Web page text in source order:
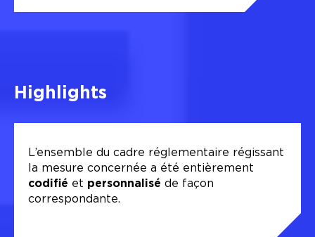
Highlights
L’ensemble du cadre réglementaire régissant
la mesure concernée a été entièrement
codifié et personnalisé de façon
correspondante.